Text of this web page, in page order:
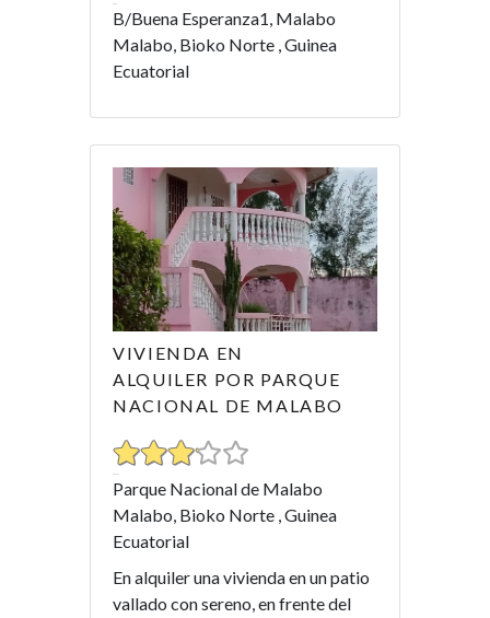
B/Buena Esperanza1, Malabo
Malabo, Bioko Norte , Guinea
Ecuatorial
VIVIENDA EN
ALQUILER POR PARQUE
NACIONAL DE MALABO
Parque Nacional de Malabo
Malabo, Bioko Norte , Guinea
Ecuatorial
En alquiler una vivienda en un patio
vallado con sereno, en frente del